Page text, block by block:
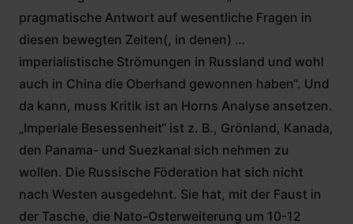
pragmatische Antwort auf wesentliche Fragen in
diesen bewegten Zeiten(, in denen) …
imperialistische Strömungen in Russland und wohl
auch in China die Oberhand gewonnen haben“. Und
da kann, muss Kritik ist an Horns Analyse ansetzen.
„Imperiale Besessenheit“ ist z. B., Grönland, Kanada,
den Panama- und Suezkanal sich nehmen zu
wollen. Die Russische Föderation hat sich nicht
nach Westen ausgedehnt. Sie hat, mit der Faust in
der Tasche, die Nato-Osterweiterung um 10-12